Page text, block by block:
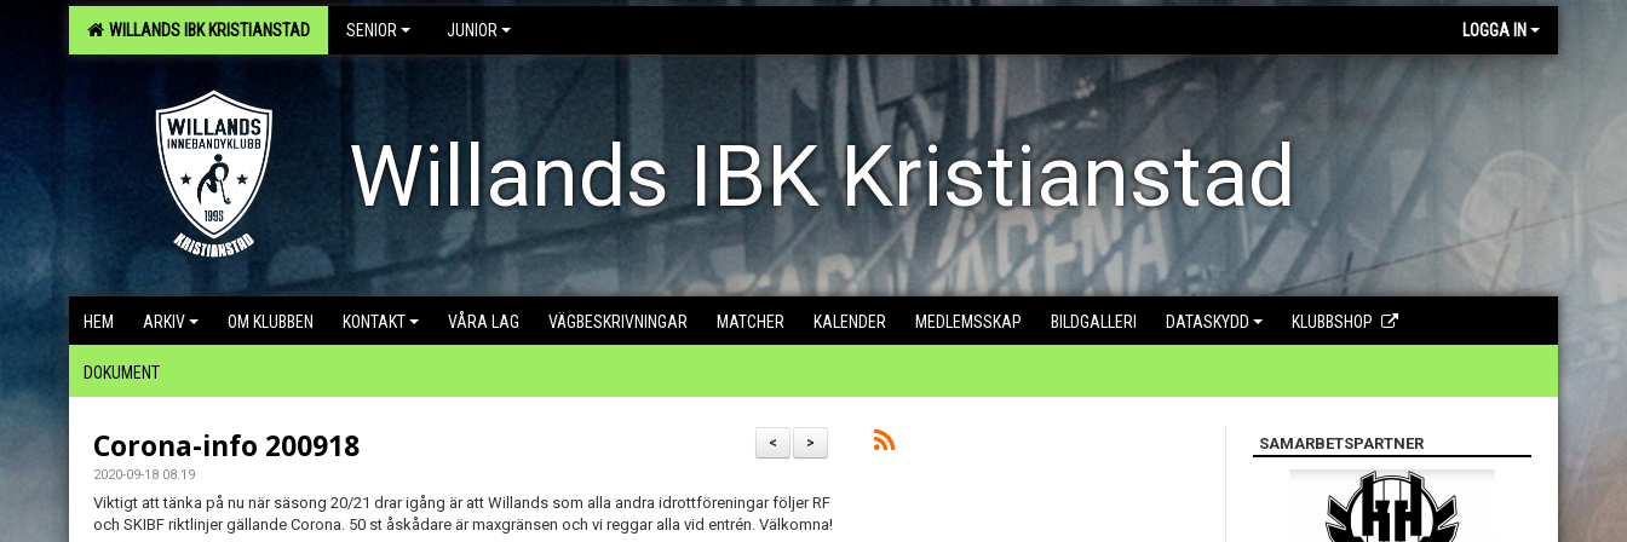
WILLANDS IBK KRISTIANSTAD SENIOR JUNIOR LOGGA IN
Willands IBK Kristianstad
HEM ARKIV OM KLUBBEN KONTAKT VÅRA LAG VÄGBESKRIVNINGAR MATCHER KALENDER MEDLEMSSKAP BILDGALLERI DATASKYDD KLUBBSHOP
DOKUMENT
>
<
Corona-info 200918
2020-09-18 08:19
Viktigt att tänka på nu när säsong 20/21 drar igång är att Willands som alla andra idrottföreningar följer RF
och SKIBF riktlinjer gällande Corona. 50 st åskådare är maxgränsen och vi reggar alla vid entrén. Välkomna!
SAMARBETSPARTNER